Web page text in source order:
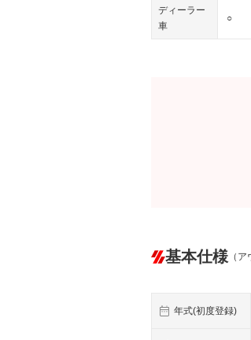
ディーラー
車
○
基本仕様 （
年式(初度登録)